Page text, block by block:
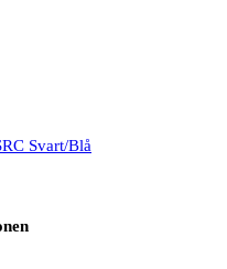
Svart/Blå